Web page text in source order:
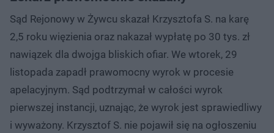
Sąd Rejonowy w Żywcu skazał Krzysztofa S. na karę
2,5 roku więzienia oraz nakazał wypłatę po 30 tys. zł
nawiązek dla dwojga bliskich ofiar. We wtorek, 29
listopada zapadł prawomocny wyrok w procesie
apelacyjnym. Sąd podtrzymał w całości wyrok
pierwszej instancji, uznając, że wyrok jest sprawiedliwy
i wyważony. Krzysztof S. nie pojawił się na ogłoszeniu